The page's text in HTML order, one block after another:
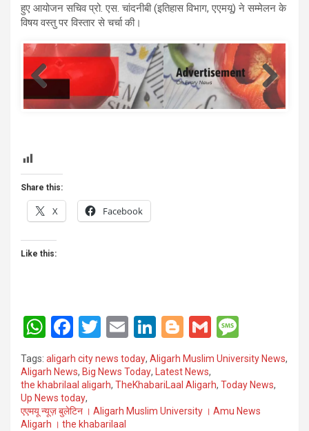
हुए आयोजन सचिव प्रो. एस. चांदनीबी (इतिहास विभाग, एएमयू) ने सम्मेलन के
विषय वस्तु पर विस्तार से चर्चा की।
template
Share this:
X Facebook
Like this:
W
h
at
s
A
F
a
ce
b
o
T
wi
tt
er
E
m
ail
Li
n
ke
dI
n
Bl
o
g
g
er
G
m
es
a
g
Tags: aligarh city news today, Aligarh Muslim University News,
Aligarh News, Big News Today, Latest News,
the khabrilaal aligarh, TheKhabariLaal Aligarh, Today News,
Up News today,
एएमयू न्यूज़ बुलेटिन । Aligarh Muslim University । Amu News
Aligarh । the khabarilaal